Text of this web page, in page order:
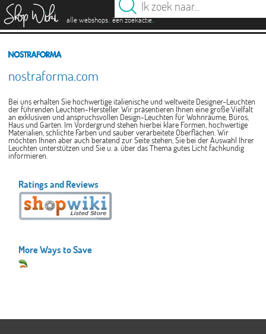
alle webshops. één zoekactie.
nostraforma.com
Bei uns erhalten Sie hochwertige italienische und weltweite Designer-Leuchten
der führenden Leuchten-Hersteller. Wir präsentieren Ihnen eine große Vielfalt
an exklusiven und anspruchsvollen Design-Leuchten für Wohnräume, Büros,
Haus und Garten. Im Vordergrund stehen hierbei klare Formen, hochwertige
Materialien, schlichte Farben und sauber verarbeitete Oberflächen. Wir
möchten Ihnen aber auch beratend zur Seite stehen, Sie bei der Auswahl Ihrer
Leuchten unterstützen und Sie u. a. über das Thema gutes Licht fachkundig
informieren.
Ratings and Reviews
More Ways to Save